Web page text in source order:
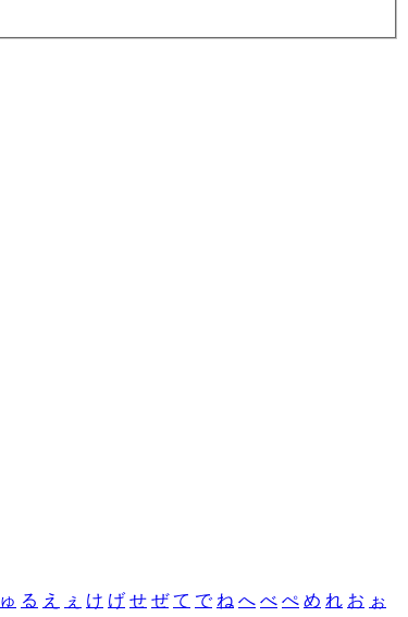
ゅ る え ぇ け げ せ ぜ て で ね へ べ ぺ め れ お ぉ